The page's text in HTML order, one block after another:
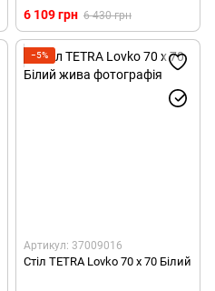
6 109 грн 6 430 грн
−5%
Артикул: 37009016
Стіл TETRA Lovko 70 x 70 Білий